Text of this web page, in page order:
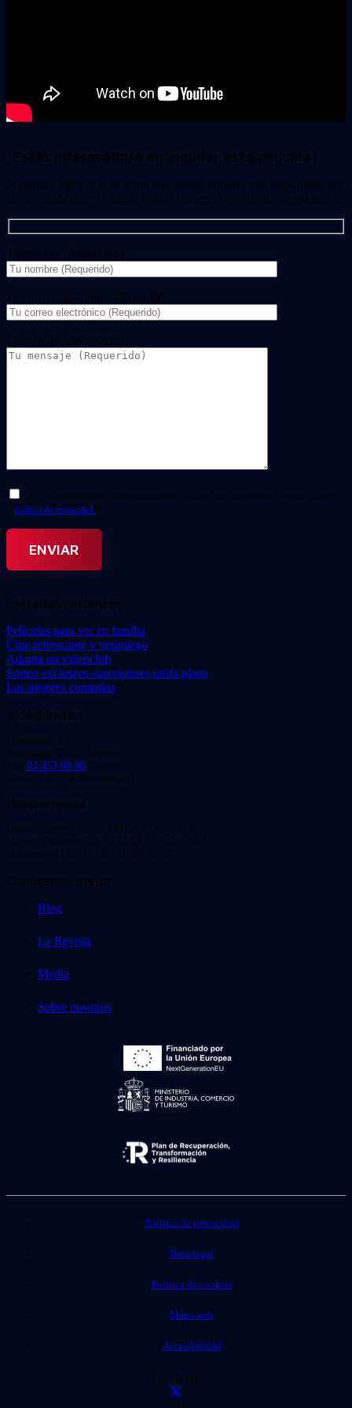
¿Estas interesado/a en alquilar esta película?
Si quieres saber si la película que deseas alquilar está disponible, por
favor, contáctanos. Luego, podrás recogerla en nuestra tienda física.
Tu nombre (Requerido)
Tu correo electrónico (Requerido)
Tu mensaje (Necesario)
Doy mi consentimiento para el tratamiento de mis datos personales. He leído y acepto
la política de privacidad. *
Entradas recientes
Películas para ver en familia
Cine refrescante y veraniego
Adopta un videoclub
Sorteo exclusivo suscriptores tarifa plana
Las mejores comedias
Video Instan
Viladomat, 239
Barcelona 08029. España.
Tel: 93 453 00 00
Email: info@videoinstan.net
Horario tienda
Lunes a jueves: 10:30-14:00 / 17:00-20:00
Viernes y sábado: 10:30-14:00 / 17:00-21:00
Domingo: 11:00-15:00 / 16:00-20:00
Conócenos mejor
Blog
La Revista
Media
Sobre nosotros
Política de privacidad
Nota legal
Política de cookies
Mapa web
Accesibilidad
Facebook